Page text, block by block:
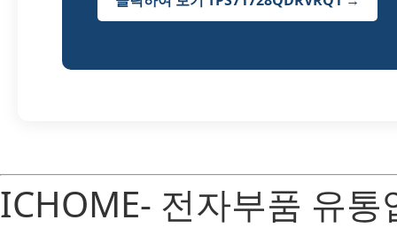
ICHOME- 전자부품 유